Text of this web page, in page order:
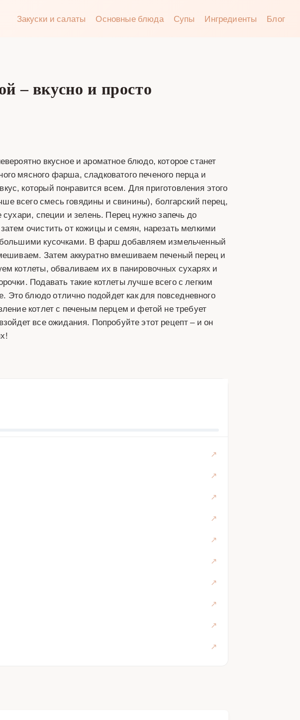
Закуски и салаты Основные блюда Супы Ингредиенты Блог
– вкусно и просто
вкусное и ароматное блюдо, которое станет
мясного фарша, сладковатого печеного перца и
который понравится всем. Для приготовления этого
всего смесь говядины и свинины), болгарский перец,
специи и зелень. Перец нужно запечь до
очистить от кожицы и семян, нарезать мелкими
кусочками. В фарш добавляем измельченный
Затем аккуратно вмешиваем печеный перец и
котлеты, обваливаем их в панировочных сухарях и
Подавать такие котлеты лучше всего с легким
блюдо отлично подойдет как для повседневного
котлет с печеным перцем и фетой не требует
все ожидания. Попробуйте этот рецепт – и он